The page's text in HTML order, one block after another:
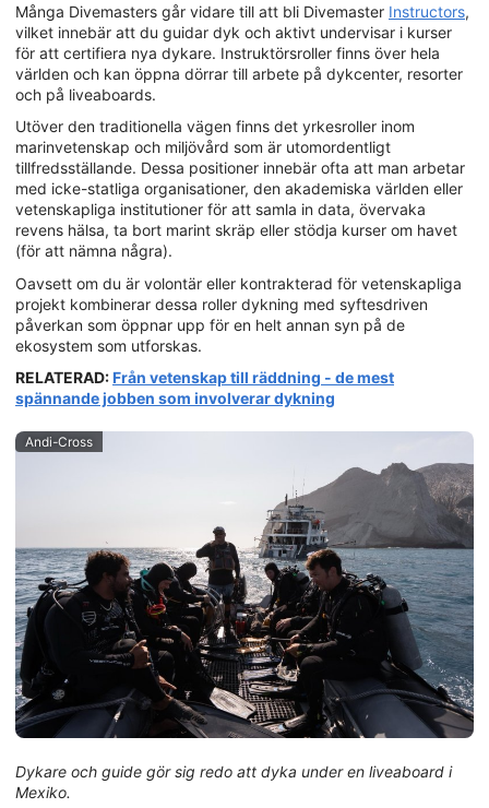
Många Divemasters går vidare till att bli Divemaster Instructors,
vilket innebär att du guidar dyk och aktivt undervisar i kurser
för att certifiera nya dykare. Instruktörsroller finns över hela
världen och kan öppna dörrar till arbete på dykcenter, resorter
och på liveaboards.
Utöver den traditionella vägen finns det yrkesroller inom
marinvetenskap och miljövård som är utomordentligt
tillfredsställande. Dessa positioner innebär ofta att man arbetar
med icke-statliga organisationer, den akademiska världen eller
vetenskapliga institutioner för att samla in data, övervaka
revens hälsa, ta bort marint skräp eller stödja kurser om havet
(för att nämna några).
Oavsett om du är volontär eller kontrakterad för vetenskapliga
projekt kombinerar dessa roller dykning med syftesdriven
påverkan som öppnar upp för en helt annan syn på de
ekosystem som utforskas.
RELATERAD:Från vetenskap till räddning - de mest
spännande jobben som involverar dykning
Andi-Cross
Dykare och guide gör sig redo att dyka under en liveaboard i
Mexiko.